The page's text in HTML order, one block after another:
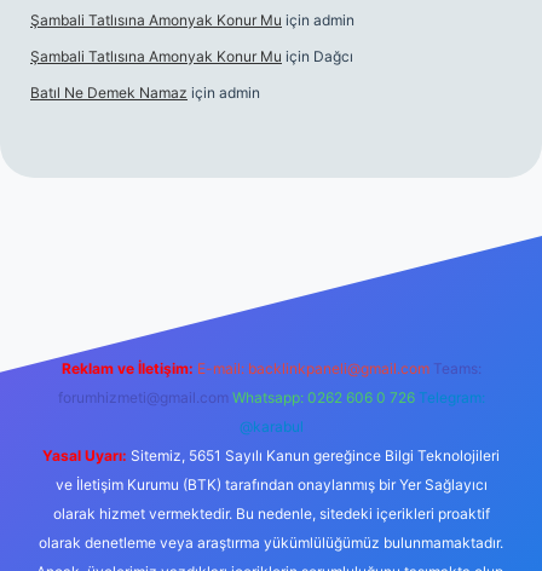
Şambali Tatlısına Amonyak Konur Mu için admin
Şambali Tatlısına Amonyak Konur Mu için Dağcı
Batıl Ne Demek Namaz için admin
Reklam ve İletişim: E-mail: backlinkpaneli@gmail.com Teams:
forumhizmeti@gmail.com Whatsapp: 0262 606 0 726 Telegram:
@karabul
Yasal Uyarı: Sitemiz, 5651 Sayılı Kanun gereğince Bilgi Teknolojileri
ve İletişim Kurumu (BTK) tarafından onaylanmış bir Yer Sağlayıcı
olarak hizmet vermektedir. Bu nedenle, sitedeki içerikleri proaktif
olarak denetleme veya araştırma yükümlülüğümüz bulunmamaktadır.